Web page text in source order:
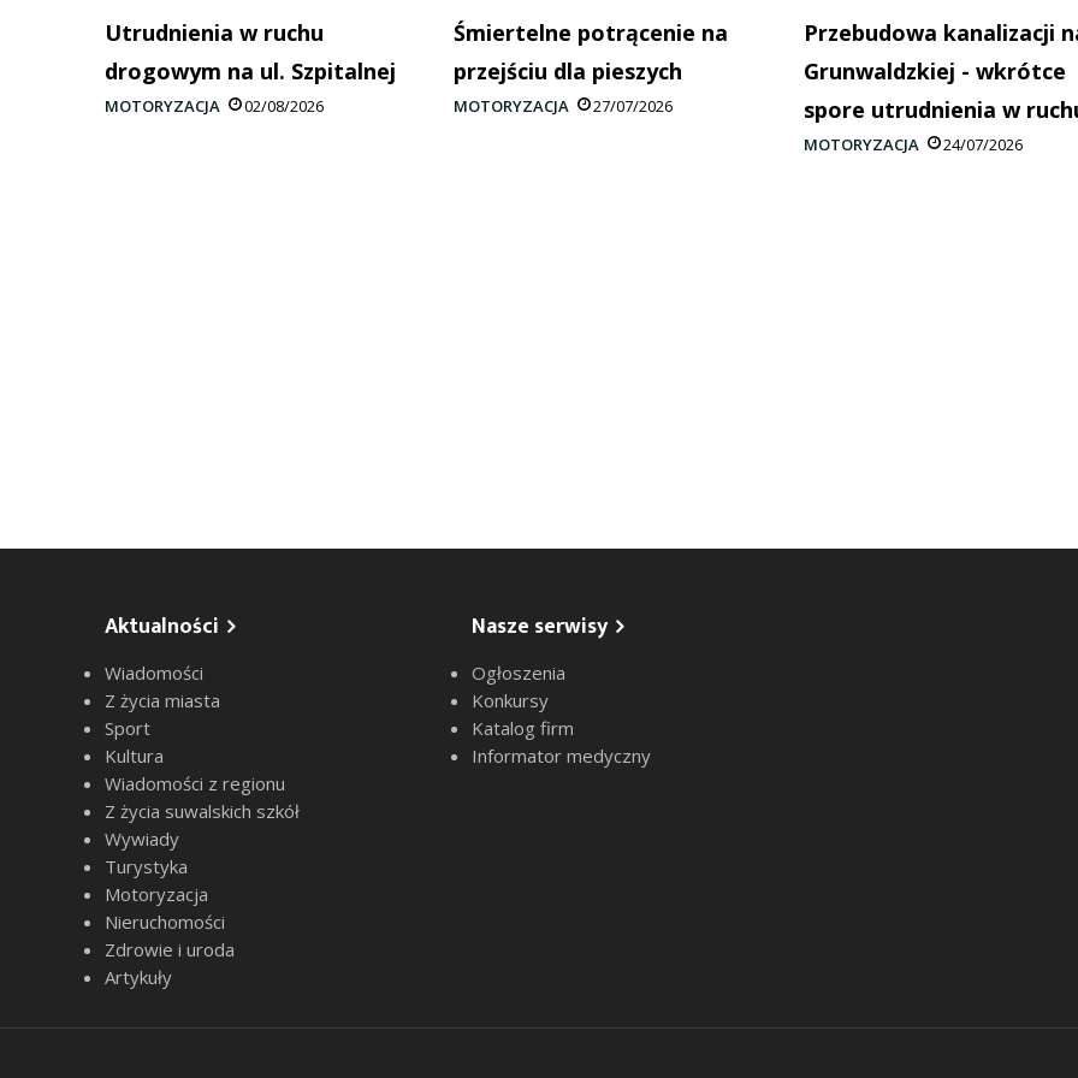
Utrudnienia w ruchu
drogowym na ul. Szpitalnej
MOTORYZACJA 02/08/2026
Śmiertelne potrącenie na
przejściu dla pieszych
MOTORYZACJA 27/07/2026
Przebudowa kanalizacji
Grunwaldzkiej - wkrótce
spore utrudnienia w
MOTORYZACJA 24/07/2026
Aktualności
Wiadomości
Z życia miasta
Sport
Kultura
Wiadomości z regionu
Z życia suwalskich szkół
Wywiady
Turystyka
Motoryzacja
Nieruchomości
Zdrowie i uroda
Artykuły
Nasze serwisy
Ogłoszenia
Konkursy
Katalog firm
Informator medyczny